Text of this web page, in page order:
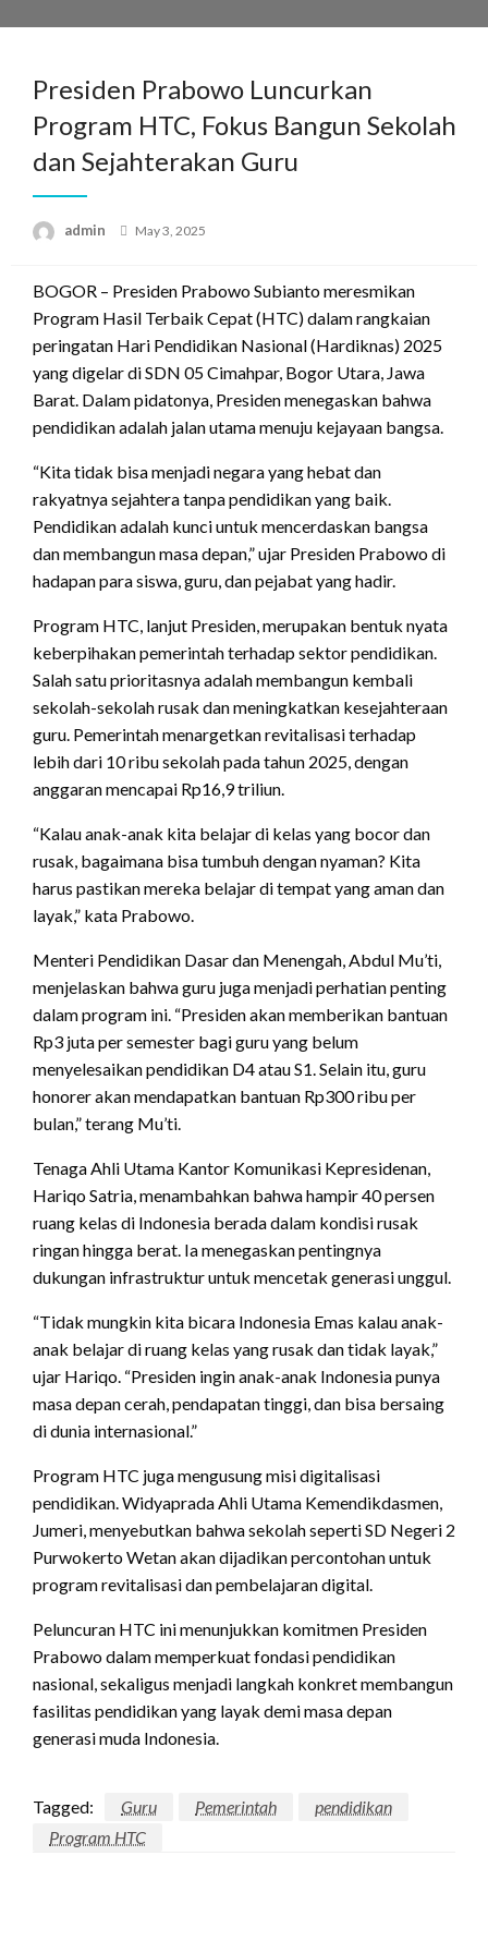
Presiden Prabowo Luncurkan
Program HTC, Fokus Bangun Sekolah
dan Sejahterakan Guru
admin
Posted
May 3, 2025
BOGOR – Presiden Prabowo Subianto meresmikan
Program Hasil Terbaik Cepat (HTC) dalam rangkaian
peringatan Hari Pendidikan Nasional (Hardiknas) 2025
yang digelar di SDN 05 Cimahpar, Bogor Utara, Jawa
Barat. Dalam pidatonya, Presiden menegaskan bahwa
pendidikan adalah jalan utama menuju kejayaan bangsa.
“Kita tidak bisa menjadi negara yang hebat dan
rakyatnya sejahtera tanpa pendidikan yang baik.
Pendidikan adalah kunci untuk mencerdaskan bangsa
dan membangun masa depan,” ujar Presiden Prabowo di
hadapan para siswa, guru, dan pejabat yang hadir.
Program HTC, lanjut Presiden, merupakan bentuk nyata
keberpihakan pemerintah terhadap sektor pendidikan.
Salah satu prioritasnya adalah membangun kembali
sekolah-sekolah rusak dan meningkatkan kesejahteraan
guru. Pemerintah menargetkan revitalisasi terhadap
lebih dari 10 ribu sekolah pada tahun 2025, dengan
anggaran mencapai Rp16,9 triliun.
“Kalau anak-anak kita belajar di kelas yang bocor dan
rusak, bagaimana bisa tumbuh dengan nyaman? Kita
harus pastikan mereka belajar di tempat yang aman dan
layak,” kata Prabowo.
Menteri Pendidikan Dasar dan Menengah, Abdul Mu’ti,
menjelaskan bahwa guru juga menjadi perhatian penting
dalam program ini. “Presiden akan memberikan bantuan
Rp3 juta per semester bagi guru yang belum
menyelesaikan pendidikan D4 atau S1. Selain itu, guru
honorer akan mendapatkan bantuan Rp300 ribu per
bulan,” terang Mu’ti.
Tenaga Ahli Utama Kantor Komunikasi Kepresidenan,
Hariqo Satria, menambahkan bahwa hampir 40 persen
ruang kelas di Indonesia berada dalam kondisi rusak
ringan hingga berat. Ia menegaskan pentingnya
dukungan infrastruktur untuk mencetak generasi unggul.
“Tidak mungkin kita bicara Indonesia Emas kalau anak-
anak belajar di ruang kelas yang rusak dan tidak layak,”
ujar Hariqo. “Presiden ingin anak-anak Indonesia punya
masa depan cerah, pendapatan tinggi, dan bisa bersaing
di dunia internasional.”
Program HTC juga mengusung misi digitalisasi
pendidikan. Widyaprada Ahli Utama Kemendikdasmen,
Jumeri, menyebutkan bahwa sekolah seperti SD Negeri 2
Purwokerto Wetan akan dijadikan percontohan untuk
program revitalisasi dan pembelajaran digital.
Peluncuran HTC ini menunjukkan komitmen Presiden
Prabowo dalam memperkuat fondasi pendidikan
nasional, sekaligus menjadi langkah konkret membangun
fasilitas pendidikan yang layak demi masa depan
generasi muda Indonesia.
Tagged: Guru Pemerintah
pendidikan
Program HTC